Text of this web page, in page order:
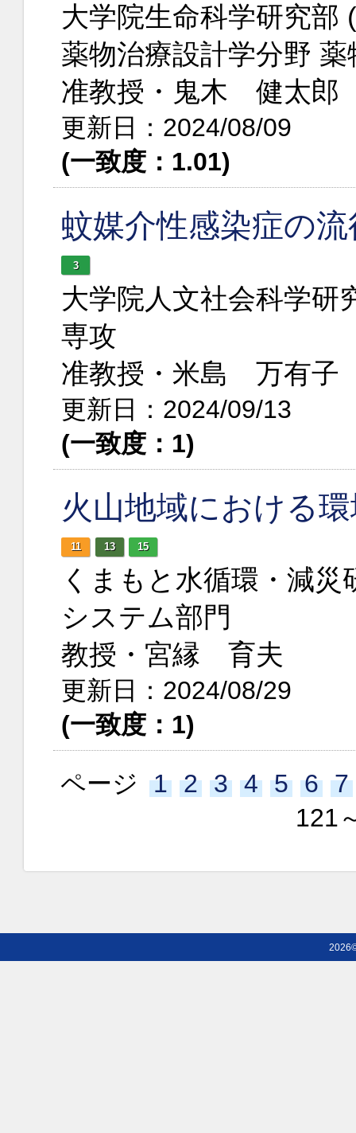
大学院生命科学研究
薬物治療設計学分野
准教授・鬼木 健太郎
更新日：2024/08/09
(一致度：1.01)
蚊媒介性感染症の
3
大学院人文社会科学
専攻
准教授・米島 万有子
更新日：2024/09/13
(一致度：1)
火山地域における
11 13 15
くまもと水循環・減
システム部門
教授・宮縁 育夫
更新日：2024/08/29
(一致度：1)
ページ 1 2 3 4 5 6 7
121